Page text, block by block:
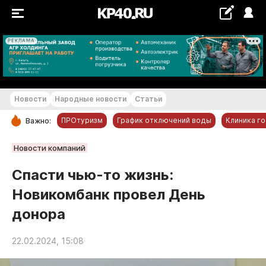
РЕКЛАМА
+18...+19 °С
РУБРИКИ
Статьи
Народные новости
Авто и транспорт
Благоустройство
Новости Народные новости Статьи
Важно: ПРОтуризм График отключений воды Клиника
Новости компаний
Спасти чью-то жизнь:
Новикомбанк провел День
донора
22.02.2024, 15:08